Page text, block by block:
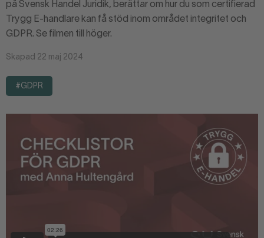
på Svensk Handel Juridik, berättar om hur du som certifierad
Trygg E-handlare kan få stöd inom området integritet och
GDPR. Se filmen till höger.
Skapad 22 maj 2024
#GDPR